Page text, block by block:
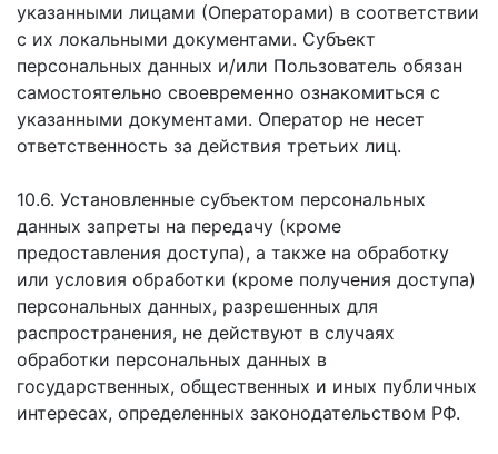
указанными лицами (Операторами) в соответствии
с их локальными документами. Субъект
персональных данных и/или Пользователь обязан
самостоятельно своевременно ознакомиться с
указанными документами. Оператор не несет
ответственность за действия третьих лиц.
10.6. Установленные субъектом персональных
данных запреты на передачу (кроме
предоставления доступа), а также на обработку
или условия обработки (кроме получения доступа)
персональных данных, разрешенных для
распространения, не действуют в случаях
обработки персональных данных в
государственных, общественных и иных публичных
интересах, определенных законодательством РФ.